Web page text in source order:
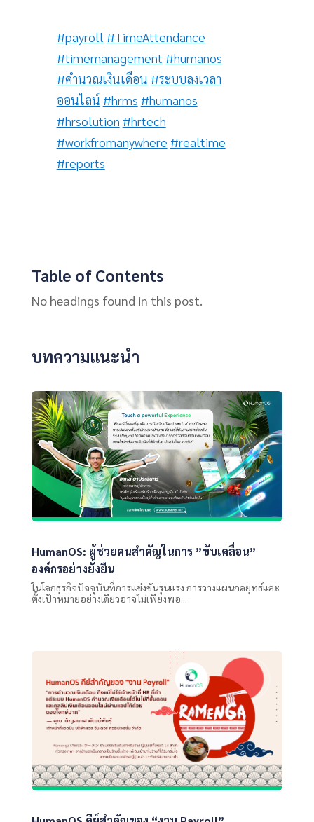
#payroll #TimeAttendance
#timemanagement #humanos
#คำนวณเงินเดือน #ระบบลงเวลา
ออนไลน์ #hrms #humanos
#hrsolution #hrtech
#workfromanywhere #realtime
#reports
Table of Contents
No headings found in this post.
บทความแนะนำ
HumanOS: ผู้ช่วยคนสำคัญในการ ”ขับเคลื่อน”
องค์กรอย่างยั่งยืน
ในโลกธุรกิจปัจจุบันที่การแข่งขันรุนแรง การวางแผนกลยุทธ์และ
ตั้งเป้าหมายอย่างเดียวอาจไม่เพียงพอ...